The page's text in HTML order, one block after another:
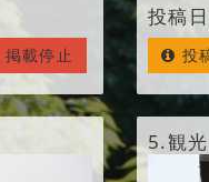
掲載停止
投稿
投
5.観